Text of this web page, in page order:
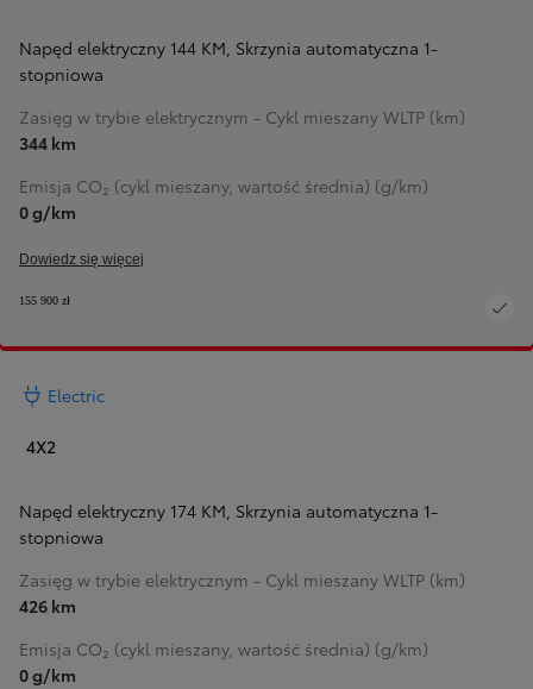
Napęd elektryczny 144 KM, Skrzynia automatyczna 1-
stopniowa
Zasięg w trybie elektrycznym - Cykl mieszany WLTP (km)
344 km
Emisja CO₂ (cykl mieszany, wartość średnia) (g/km)
0 g/km
Dowiedz się więcej
155 900 zł
Electric
4X2
Napęd elektryczny 174 KM, Skrzynia automatyczna 1-
stopniowa
Zasięg w trybie elektrycznym - Cykl mieszany WLTP (km)
426 km
Emisja CO₂ (cykl mieszany, wartość średnia) (g/km)
0 g/km